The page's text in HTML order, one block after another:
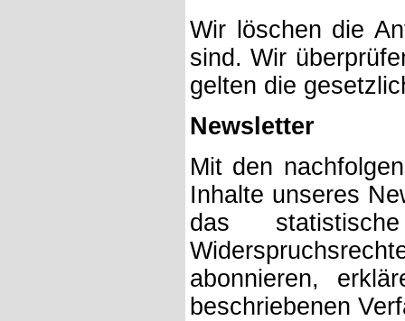
Wir löschen die
sind. Wir
gelten die
Newsletter
Mit den
Inhalte unseres
das
abonnieren,
beschriebenen